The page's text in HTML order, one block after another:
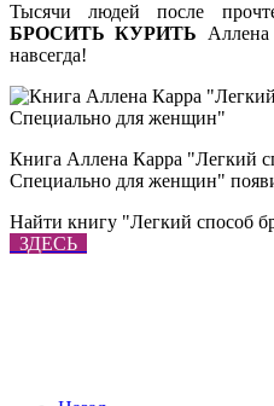
Тысячи людей после
БРОСИТЬ КУРИТЬ
навсегда!
Книга Аллена Карра "Легкий
Специально для женщин"
Найти книгу "Легкий способ
ЗДЕСЬ